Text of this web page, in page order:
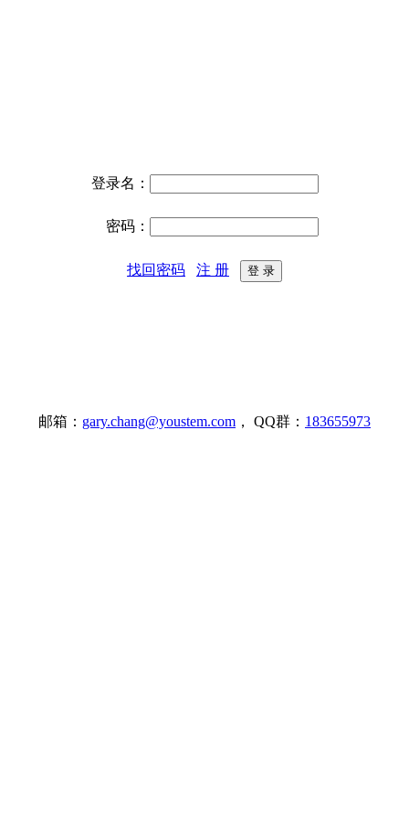
登录名：
密码：
找回密码 注 册
邮箱： gary.chang@youstem.com ， QQ群： 183655973